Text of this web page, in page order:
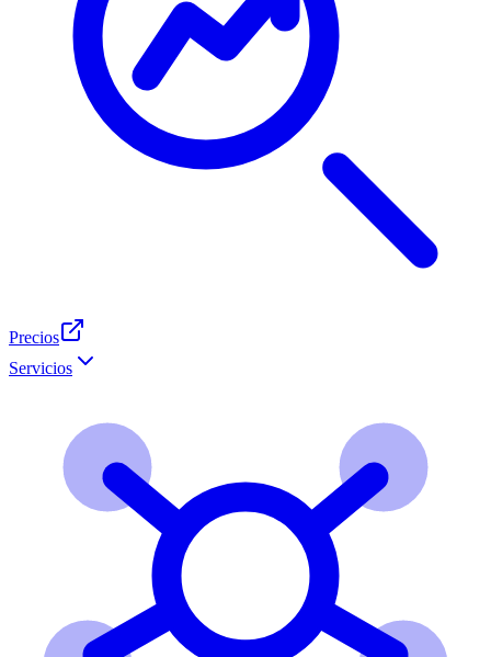
Precios
Servicios